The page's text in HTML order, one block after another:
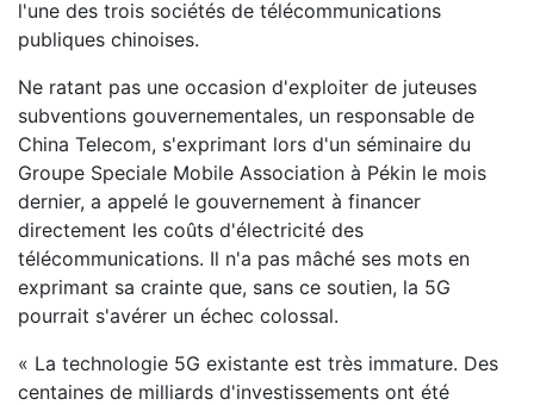
l'une des trois sociétés de télécommunications
publiques chinoises.
Ne ratant pas une occasion d'exploiter de juteuses
subventions gouvernementales, un responsable de
China Telecom, s'exprimant lors d'un séminaire du
Groupe Speciale Mobile Association à Pékin le mois
dernier, a appelé le gouvernement à financer
directement les coûts d'électricité des
télécommunications. Il n'a pas mâché ses mots en
exprimant sa crainte que, sans ce soutien, la 5G
pourrait s'avérer un échec colossal.
« La technologie 5G existante est très immature. Des
centaines de milliards d'investissements ont été